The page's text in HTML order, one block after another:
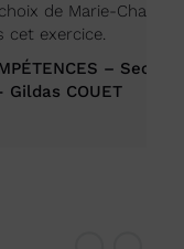
Charlotte
– Secteur